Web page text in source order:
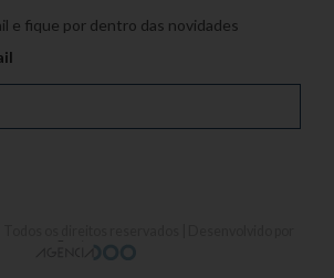
e fique por dentro das novidades